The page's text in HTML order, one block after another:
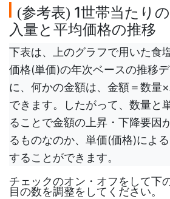
(参考表) 1世帯当たり
入量と平均価格の推移
下表は、上のグラフで用いた食
価格(単価)の年次ベースの推移
に、何かの金額は、金額＝数量
できます。したがって、数量と
ることで金額の上昇・下降要因
るものなのか、単価(価格)によ
することができます。
チェックのオン・オフをして下
目の数を調整をしてください。